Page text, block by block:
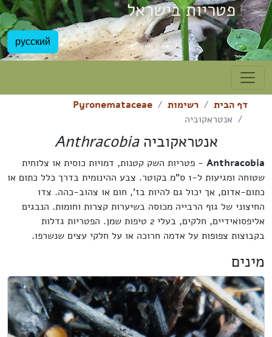
פטריות בישראל
русский
דף הבית רשימות
Pyronemataceae
אנטראקוביה
אנטראקוביהAnthracobia
Anthracobia- פטריות השק קטנות, דמויות כוסית או צלוחית
שטוחה ומגיעות ל-1 ס"מ בקוטר. צבע ההינומית בדרך כלל כתום או
כתום-אדום, אך יכול גם להיות בז', חום או צהוב-כהה. צדו
החיצוני של גוף הרבייה מכוסה בשיערות קצרות וחומות. הנבגים
אליפסואידיים, חלקים, בעלי 2 טיפות שמן. הפטריות גדלות
בקבוצות צפופות על אדמה חרוכה או על חלקי עצים שנשרפו.
מינים